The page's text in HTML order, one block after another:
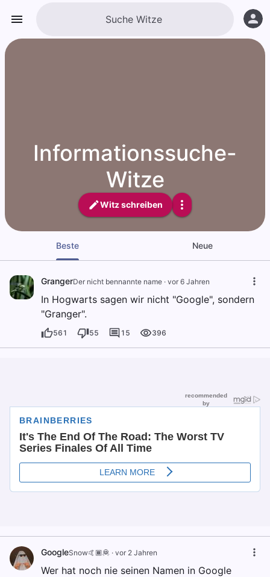
Informationssuche-
Witze
Witz schreiben
Beste Neue
GrangerDer nicht bennannte name · vor 6 Jahren
In Hogwarts sagen wir nicht "Google", sondern
"Granger".
561 55 15 396
GoogleSnow🤙🏾🦧 · vor 2 Jahren
Wer hat noch nie seinen Namen in Google